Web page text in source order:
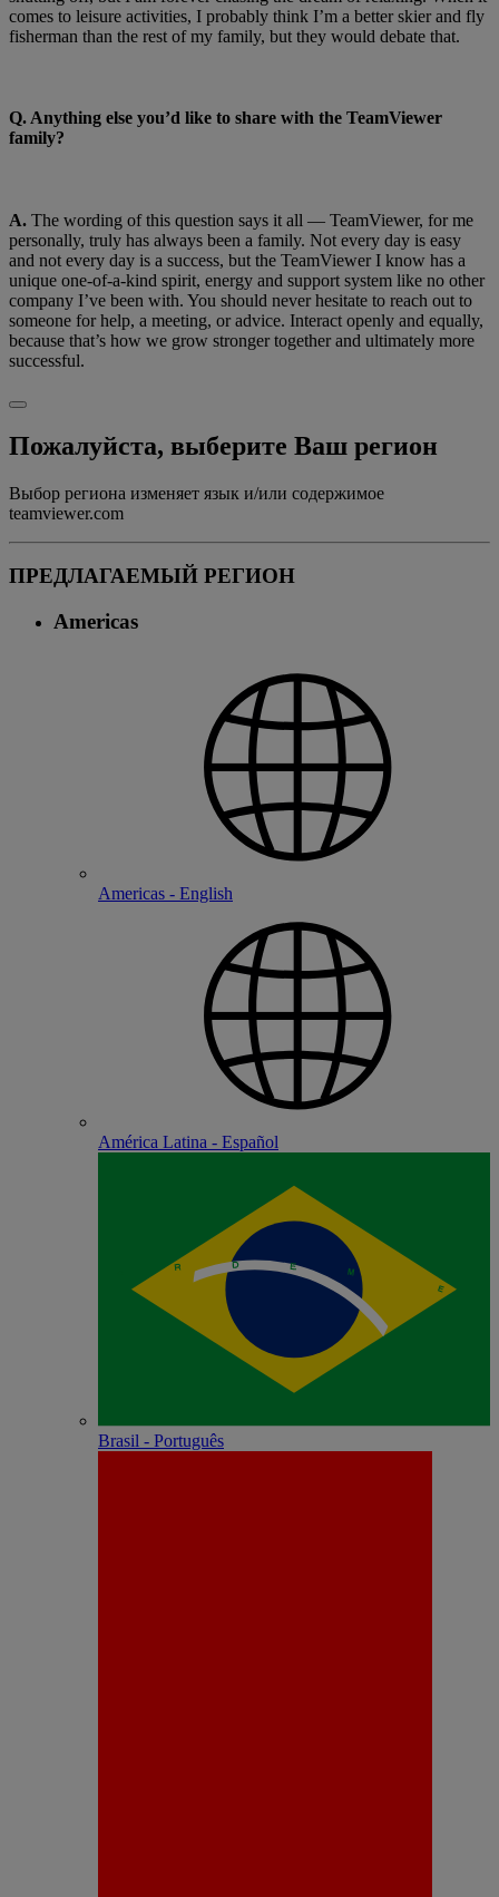
comes to leisure activities, I probably think I’m a better skier and fly
fisherman than the rest of my family, but they would debate that.
Q. Anything else you’d like to share with the TeamViewer
family?
A. The wording of this question says it all — TeamViewer, for me
personally, truly has always been a family. Not every day is easy
and not every day is a success, but the TeamViewer I know has a
unique one-of-a-kind spirit, energy and support system like no other
company I’ve been with. You should never hesitate to reach out to
someone for help, a meeting, or advice. Interact openly and equally,
because that’s how we grow stronger together and ultimately more
successful.
Пожалуйста, выберите Ваш регион
Выбор региона изменяет язык и/или содержимое
teamviewer.com
ПРЕДЛАГАЕМЫЙ РЕГИОН
Americas
Americas - English
América Latina - Español
Brasil - Português